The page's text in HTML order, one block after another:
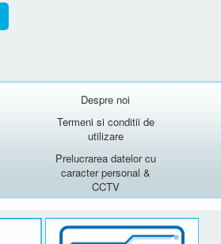
Despre noi
Termeni si conditii de
utilizare
Prelucrarea datelor cu
caracter personal &
CCTV